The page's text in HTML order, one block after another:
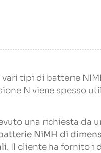
tipi di batterie
N viene spesso
una richiesta da
NiMH di
. Il cliente ha fornito i